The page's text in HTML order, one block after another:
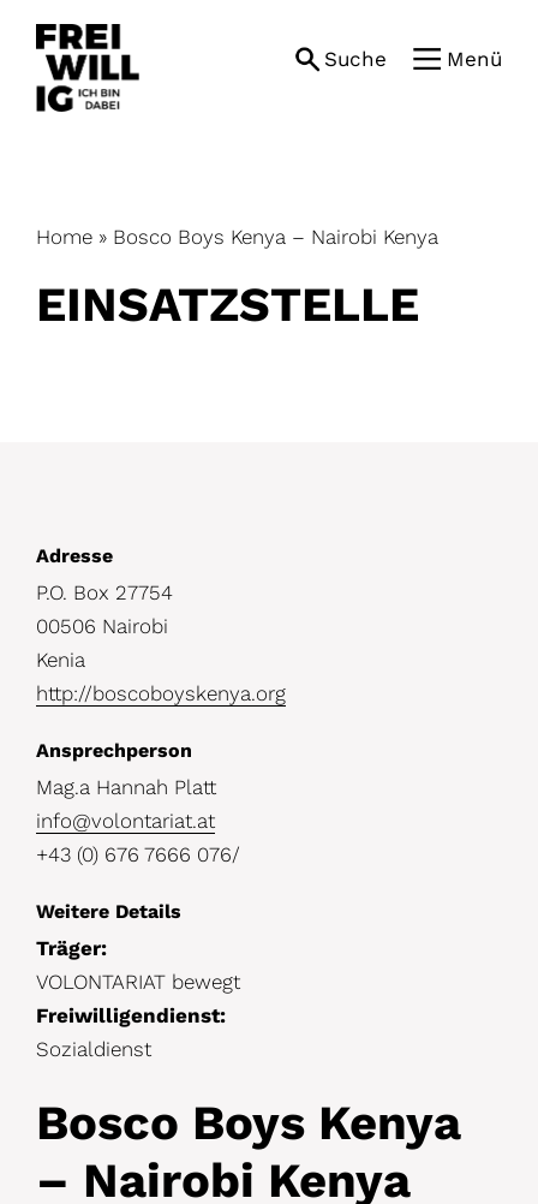
content
Suche Menü
Home » Bosco Boys Kenya – Nairobi Kenya
EINSATZ­STELLE
D
e
t
a
l
s
Adresse
P.O. Box 27754
00506 Nairobi
Kenia
http://boscoboyskenya.org
Ansprechperson
Mag.a Hannah Platt
info@volontariat.at
+43 (0) 676 7666 076/
Weitere Details
Träger:
VOLONTARIAT bewegt
Freiwilligendienst:
Sozialdienst
Bosco Boys Kenya
– Nairobi Kenya